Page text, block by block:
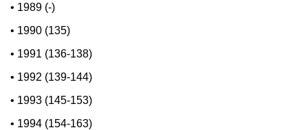
• 1989 (-)
• 1990 (135)
• 1991 (136-138)
• 1992 (139-144)
• 1993 (145-153)
• 1994 (154-163)